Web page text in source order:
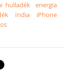
hulladék
energia
India
iPhone